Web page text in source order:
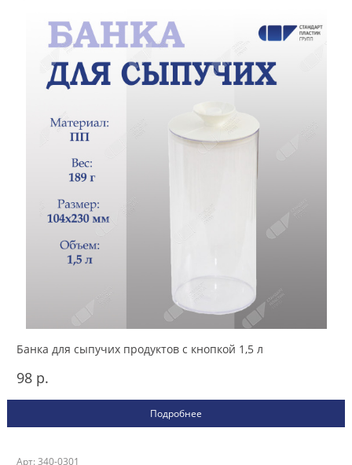
Банка для сыпучих продуктов с кнопкой 1,5 л
98 р.
Подробнее
Арт: 340-0301